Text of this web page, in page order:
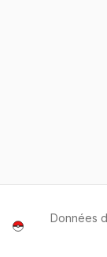
Données